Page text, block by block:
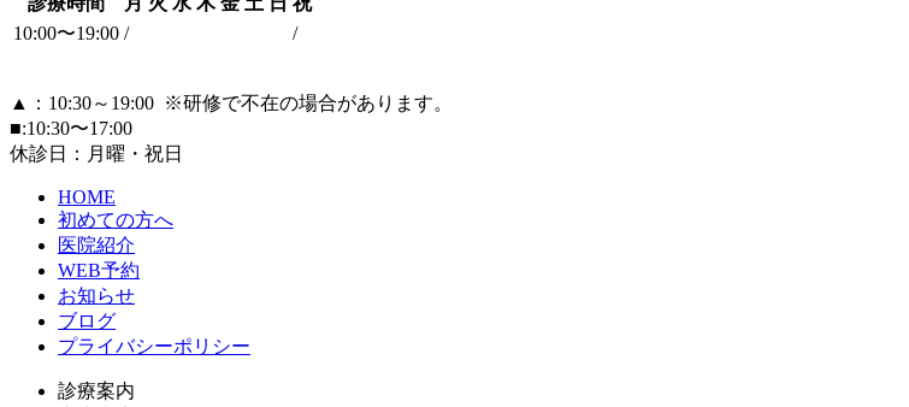
10:00〜19:00 / /
▲：10:30～19:00 ※研修で不在の場合があります。
■:10:30〜17:00
休診日：月曜・祝日
HOME
初めての方へ
医院紹介
WEB予約
お知らせ
ブログ
プライバシーポリシー
診療案内